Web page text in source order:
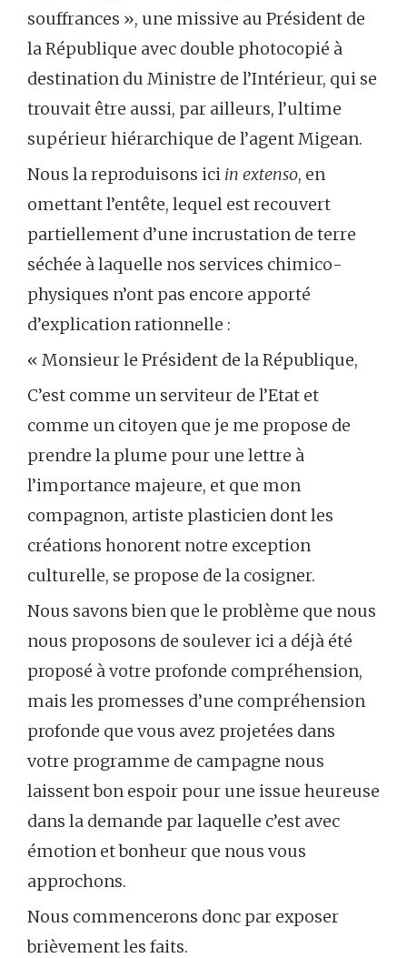
souffrances », une missive au Président de
la République avec double photocopié à
destination du Ministre de l’Intérieur, qui se
trouvait être aussi, par ailleurs, l’ultime
supérieur hiérarchique de l’agent Migean.
Nous la reproduisons ici in extenso, en
omettant l’entête, lequel est recouvert
partiellement d’une incrustation de terre
séchée à laquelle nos services chimico-
physiques n’ont pas encore apporté
d’explication rationnelle :
« Monsieur le Président de la République,
C’est comme un serviteur de l’Etat et
comme un citoyen que je me propose de
prendre la plume pour une lettre à
l’importance majeure, et que mon
compagnon, artiste plasticien dont les
créations honorent notre exception
culturelle, se propose de la cosigner.
Nous savons bien que le problème que nous
nous proposons de soulever ici a déjà été
proposé à votre profonde compréhension,
mais les promesses d’une compréhension
profonde que vous avez projetées dans
votre programme de campagne nous
laissent bon espoir pour une issue heureuse
dans la demande par laquelle c’est avec
émotion et bonheur que nous vous
approchons.
Nous commencerons donc par exposer
brièvement les faits.